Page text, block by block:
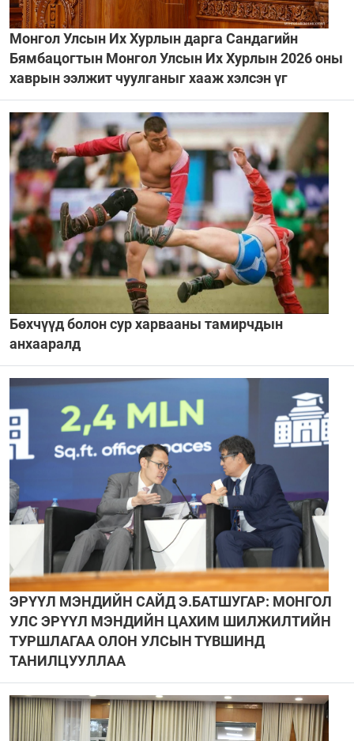
Монгол Улсын Их Хурлын дарга Сандагийн
Бямбацогтын Монгол Улсын Их Хурлын 2026 оны
хаврын ээлжит чуулганыг хааж хэлсэн үг
Бөхчүүд болон сур харвааны тамирчдын
анхааралд
ЭРҮҮЛ МЭНДИЙН САЙД Э.БАТШУГАР: МОНГОЛ
УЛС ЭРҮҮЛ МЭНДИЙН ЦАХИМ ШИЛЖИЛТИЙН
ТУРШЛАГАА ОЛОН УЛСЫН ТҮВШИНД
ТАНИЛЦУУЛЛАА